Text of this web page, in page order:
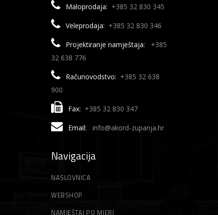
Setovi ručnih alata
Sjekire
Škare
Škare za betonsko željezo
Škare za lim
Škripci/Stege/Poluge
Stege
Zidarski alati
Gleteri
Škare za grane
Škare za lozu
Škare za živicu
Šprice
Štihače
Trimeri
Akumulatorski trimeri
Električni trimeri
Niti za trimer
Vile
Vrtne vreće
Vrtni sjekači
Maloprodaja: +385 32 830 345
Veleprodaja: +385 32 830 346
Projektiranje namještaja:
+385
32 638 776
Računovodstvo: +385 32 638
900
Fax: +385 32 830 347
Email: info@akord-zupanja.hr
Navigacija
NASLOVNICA
WEBSHOP
NAMJEŠTAJ PO MJERI